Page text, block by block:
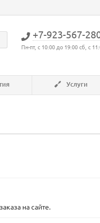
+7-923-567-
Пн-пт, с 10:00 до 19:00 сб, с
Услуги
на сайте.